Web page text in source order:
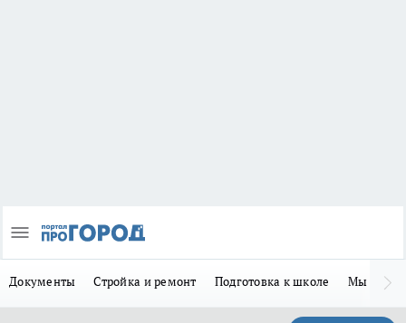
Документы Стройка и ремонт Подготовка к школе Мы в MAX